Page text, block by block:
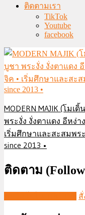
ติดตามเรา
TikTok
Youtube
facebook
MODERN MAJIK (โม
พระงั่ง งั่งตาแดง อีหง่า
เริ่มศึกษาและสะสมพระ
since 2013 •
ติดตาม
สั่